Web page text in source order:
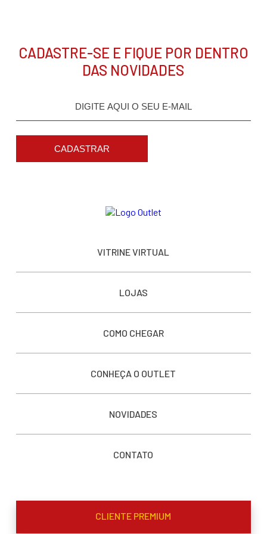
CADASTRE-SE E FIQUE POR DENTRO
DAS NOVIDADES
CADASTRAR
VITRINE VIRTUAL
LOJAS
COMO CHEGAR
CONHEÇA O OUTLET
NOVIDADES
CONTATO
CLIENTE PREMIUM